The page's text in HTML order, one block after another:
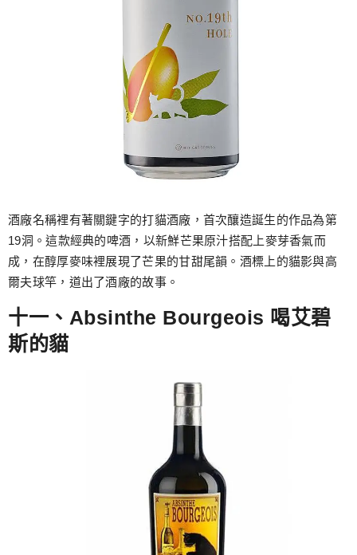
酒廠名稱裡有著關鍵字的打貓酒廠，首次釀造誕生的作品為第
19洞。這款經典的啤酒，以新鮮芒果原汁搭配上麥芽香氣而
成，在醇厚麥味裡展現了芒果的甘甜尾韻。酒標上的貓影與高
爾夫球竿，道出了酒廠的故事。
十一、Absinthe Bourgeois 喝艾碧
斯的貓